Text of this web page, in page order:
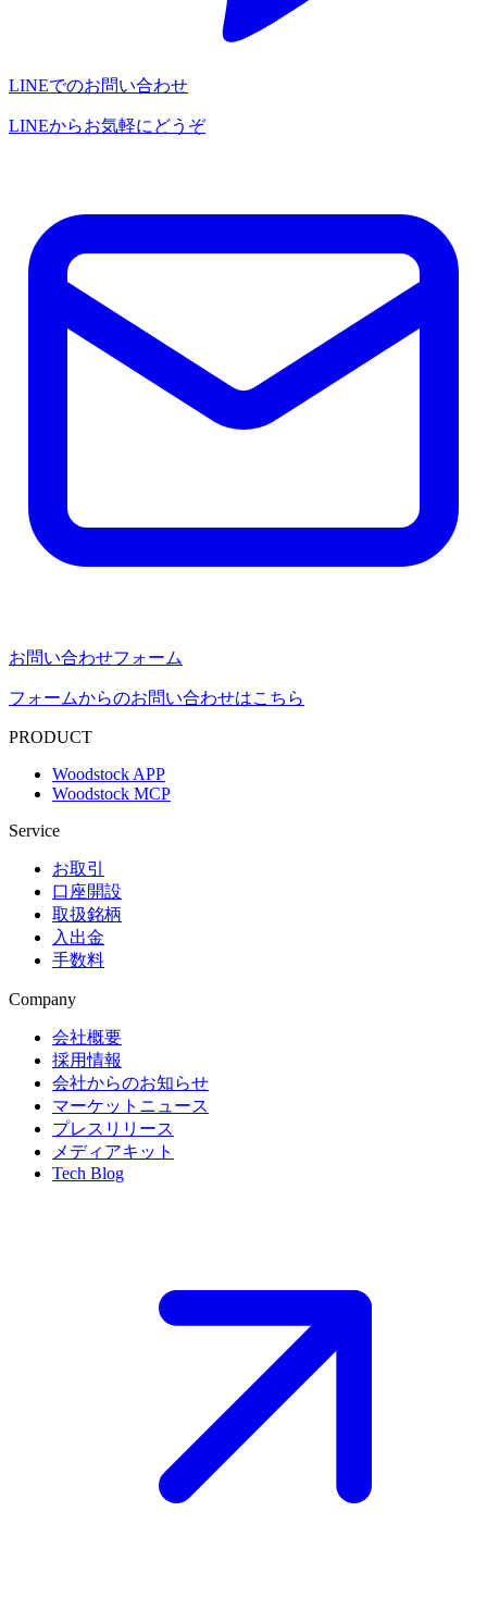
LINEでのお問い合わせ
LINEからお気軽にどうぞ
お問い合わせフォーム
フォームからのお問い合わせはこちら
PRODUCT
Woodstock APP
Woodstock MCP
Service
お取引
口座開設
取扱銘柄
入出金
手数料
Company
会社概要
採用情報
会社からのお知らせ
マーケットニュース
プレスリリース
メディアキット
Tech Blog